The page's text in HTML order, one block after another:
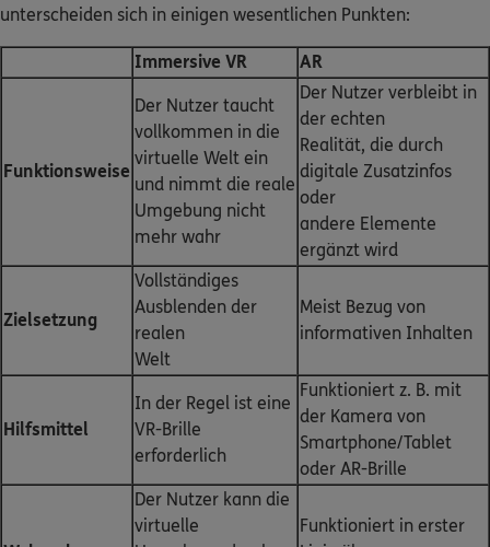
unterscheiden sich in einigen wesentlichen Punkten:
Immersive VR AR
Funktionsweise
Der Nutzer taucht
vollkommen in die
virtuelle Welt ein
und nimmt die reale
Umgebung nicht
mehr wahr
Der Nutzer verbleibt in
der echten
Realität, die durch
digitale Zusatzinfos
oder
andere Elemente
ergänzt wird
Zielsetzung
Vollständiges
Ausblenden der
realen
Welt
Meist Bezug von
informativen Inhalten
Hilfsmittel
In der Regel ist eine
VR-Brille
erforderlich
Funktioniert z. B. mit
der Kamera von
Smartphone/Tablet
oder AR-Brille
Der Nutzer kann die
virtuelle
Funktioniert in erster